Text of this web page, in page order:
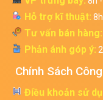
Hỗ trợ kĩ thuật:
Tư vấn bán hàng:
Phản ánh góp ý:
Chính Sách
Điều khoản sử